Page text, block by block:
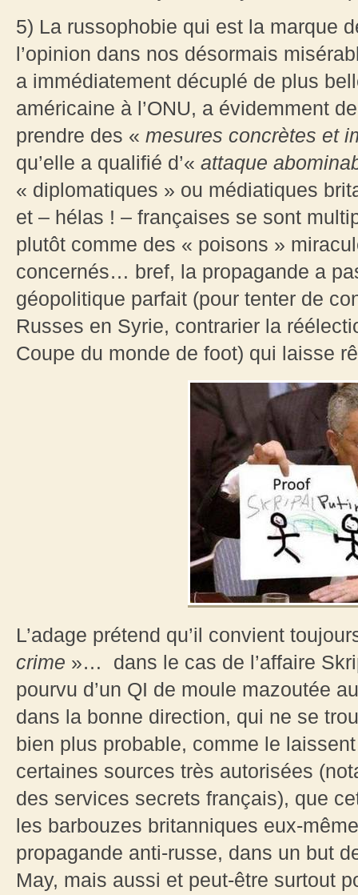
5) La russophobie qui est la marque
l’opinion dans nos désormais
a immédiatement décuplé de plus
américaine à l’ONU, a évidemment
prendre des « mesures concrètes et
qu’elle a qualifié d’« attaque
« diplomatiques » ou médiatiques
et – hélas ! – françaises se sont
plutôt comme des « poisons »
concernés… bref, la propagande a
géopolitique parfait (pour tenter de
Russes en Syrie, contrarier la
Coupe du monde de foot) qui laisse
L’adage prétend qu’il convient
crime »… dans le cas de l’affaire
pourvu d’un QI de moule mazoutée
dans la bonne direction, qui ne se
bien plus probable, comme le
certaines sources très autorisées
des services secrets français), que
les barbouzes britanniques eux-
propagande anti-russe, dans un but
May, mais aussi et peut-être surtout